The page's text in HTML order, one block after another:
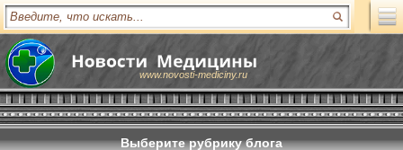
www.novosti-mediciny.ru
Выберите рубрику блога